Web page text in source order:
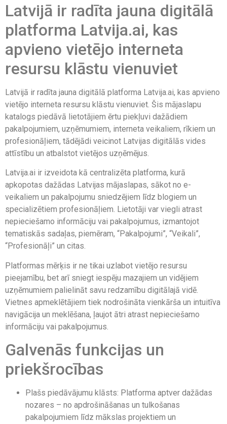
Latvijā ir radīta jauna digitālā
platforma Latvija.ai, kas
apvieno vietējo interneta
resursu klāstu vienuviet
Latvijā ir radīta jauna digitālā platforma Latvija.ai, kas apvieno
vietējo interneta resursu klāstu vienuviet. Šis mājaslapu
katalogs piedāvā lietotājiem ērtu piekļuvi dažādiem
pakalpojumiem, uzņēmumiem, interneta veikaliem, rīkiem un
profesionāļiem, tādējādi veicinot Latvijas digitālās vides
attīstību un atbalstot vietējos uzņēmējus.
Latvija.ai ir izveidota kā centralizēta platforma, kurā
apkopotas dažādas Latvijas mājaslapas, sākot no e-
veikaliem un pakalpojumu sniedzējiem līdz blogiem un
specializētiem profesionāļiem. Lietotāji var viegli atrast
nepieciešamo informāciju vai pakalpojumus, izmantojot
tematiskās sadaļas, piemēram, “Pakalpojumi”, “Veikali”,
“Profesionāļi” un citas.
Platformas mērķis ir ne tikai uzlabot vietējo resursu
pieejamību, bet arī sniegt iespēju mazajiem un vidējiem
uzņēmumiem palielināt savu redzamību digitālajā vidē.
Vietnes apmeklētājiem tiek nodrošināta vienkārša un intuitīva
navigācija un meklēšana, ļaujot ātri atrast nepieciešamo
informāciju vai pakalpojumus.
Galvenās funkcijas un
priekšrocības
Plašs piedāvājumu klāsts: Platforma aptver dažādas
nozares – no apdrošināšanas un tulkošanas
pakalpojumiem līdz mākslas projektiem un